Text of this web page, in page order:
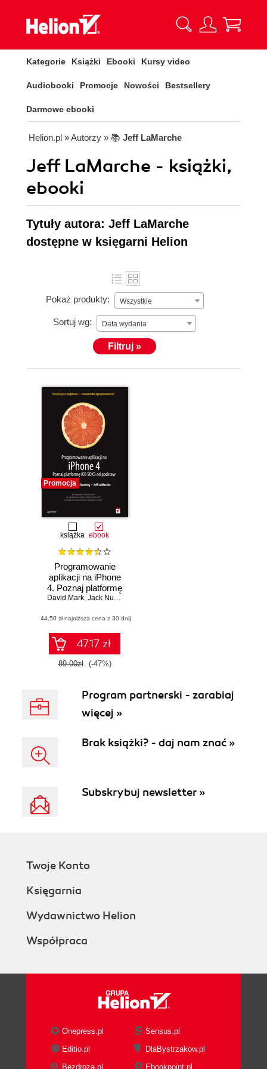
Kategorie Książki Ebooki Kursy video
Audiobooki Promocje Nowości Bestsellery
Darmowe ebooki
Helion.pl » Autorzy » 📚 Jeff LaMarche
Jeff LaMarche - książki,
ebooki
Tytuły autora: Jeff LaMarche
dostępne w księgarni Helion
Pokaż produkty: Wszystkie
Sortuj wg: Data wydania
Filtruj »
Promocja
książka ebook
Programowanie
aplikacji na iPhone
4. Poznaj platformę
iOS SDK3 od
David Mark, Jack Nutting
(44,50 zł najniższa cena z 30 dni)
47.17 zł
89.00zł (-47%)
Program partnerski - zarabiaj
więcej »
Brak książki? - daj nam znać »
Subskrybuj newsletter »
Twoje Konto
Księgarnia
Wydawnictwo Helion
Współpraca
Onepress.pl
Sensus.pl
Editio.pl
DlaBystrzakow.pl
Bezdroza.pl
Ebookpoint.pl